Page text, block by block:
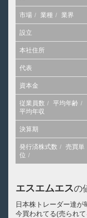
市場 業種 業界
設立
本社住所
代表
資本金
従業員数
平均年齢
平均年収
決算期
発行済株式数
売買単
位
エスエムエスの
日本株トレーダー達が
今買われてる(売られ